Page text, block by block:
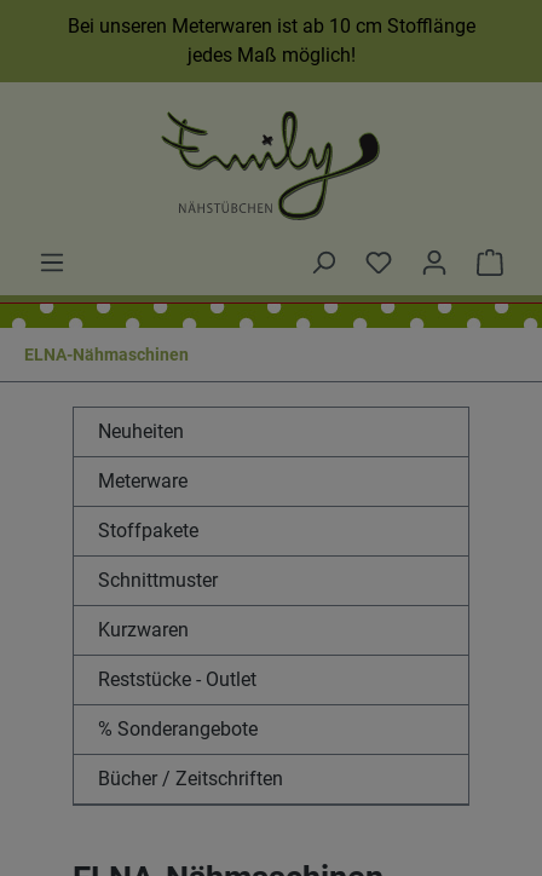
Bei unseren Meterwaren ist ab 10 cm Stofflänge
jedes Maß möglich!
ELNA-Nähmaschinen
Neuheiten
Meterware
Stoffpakete
Schnittmuster
Kurzwaren
Reststücke - Outlet
% Sonderangebote
Bücher / Zeitschriften